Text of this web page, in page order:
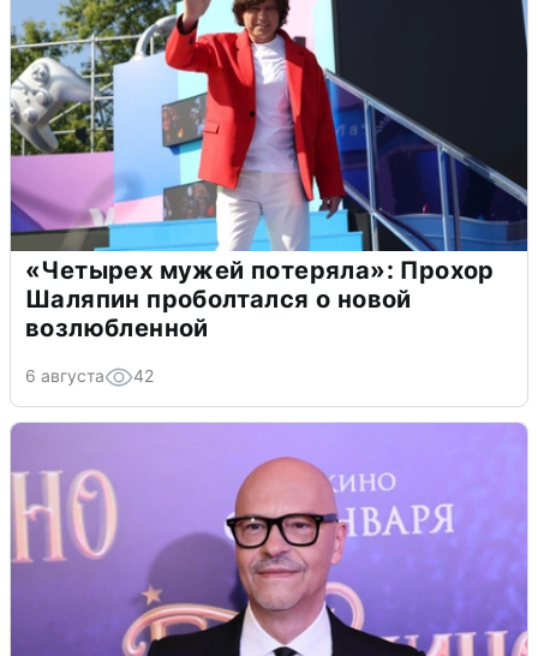
«Четырех мужей потеряла»: Прохор
Шаляпин проболтался о новой
возлюбленной
6 августа 42